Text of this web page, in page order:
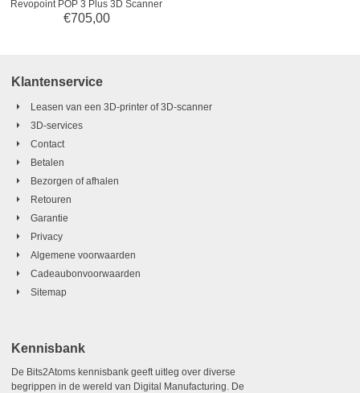
Revopoint POP 3 Plus 3D Scanner
€705,00
Klantenservice
Leasen van een 3D-printer of 3D-scanner
3D-services
Contact
Betalen
Bezorgen of afhalen
Retouren
Garantie
Privacy
Algemene voorwaarden
Cadeaubonvoorwaarden
Sitemap
Kennisbank
De Bits2Atoms kennisbank geeft uitleg over diverse
begrippen in de wereld van Digital Manufacturing. De